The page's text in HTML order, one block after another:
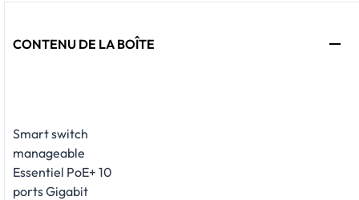
CONTENU DE LA BOÎTE
Smart switch
manageable
Essentiel PoE+ 10
ports Gigabit